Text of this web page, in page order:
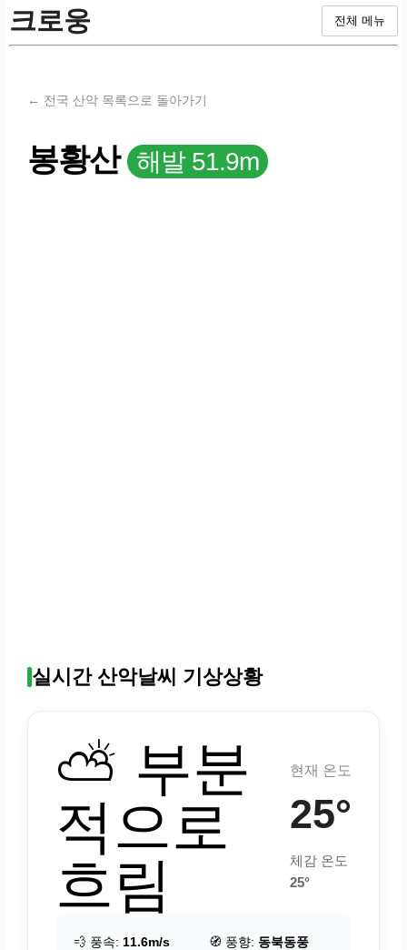
크로웅 전체 메뉴
← 전국 산악 목록으로 돌아가기
봉황산 해발 51.9m
실시간 산악날씨 기상상황
⛅ 부분
적으로
흐림
현재 온도
25°
체감 온도
25°
💨 풍속: 11.6m/s 🧭 풍향: 동북동풍